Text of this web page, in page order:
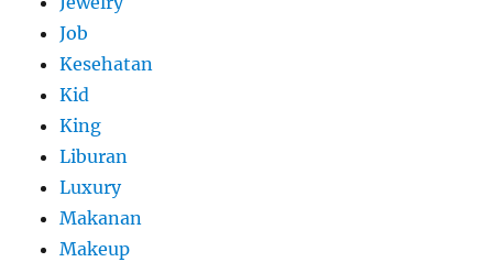
Job
Kesehatan
Kid
King
Liburan
Luxury
Makanan
Makeup